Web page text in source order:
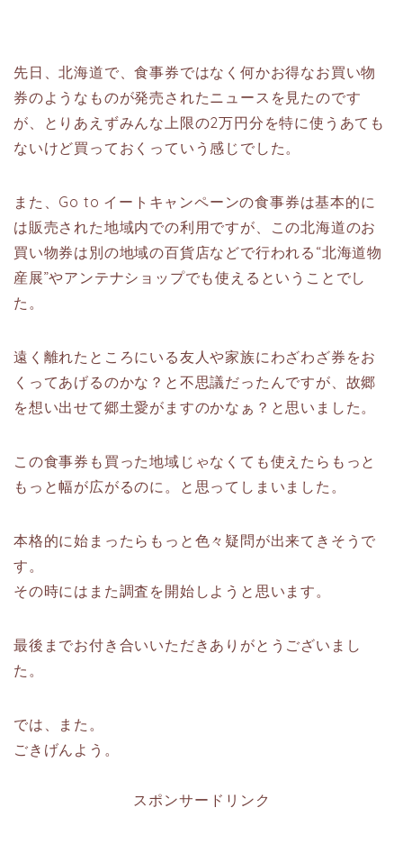
先日、北海道で、食事券ではなく何かお得なお買い物
券のようなものが発売されたニュースを見たのです
が、とりあえずみんな上限の2万円分を特に使うあても
ないけど買っておくっていう感じでした。
また、Go to イートキャンペーンの食事券は基本的に
は販売された地域内での利用ですが、この北海道のお
買い物券は別の地域の百貨店などで行われる“北海道物
産展”やアンテナショップでも使えるということでし
た。
遠く離れたところにいる友人や家族にわざわざ券をお
くってあげるのかな？と不思議だったんですが、故郷
を想い出せて郷土愛がますのかなぁ？と思いました。
この食事券も買った地域じゃなくても使えたらもっと
もっと幅が広がるのに。と思ってしまいました。
本格的に始まったらもっと色々疑問が出来てきそうで
す。
その時にはまた調査を開始しようと思います。
最後までお付き合いいただきありがとうございまし
た。
では、また。
ごきげんよう。
スポンサードリンク